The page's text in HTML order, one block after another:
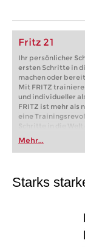
Fritz 21
Ihr persönlicher
ersten Schritte in
machen oder
Mit FRITZ
und individueller
FRITZ ist mehr als
eine
Schritte in die Welt
oder bereits auf
FRITZ trainieren
individueller als je
Mehr...
Starks